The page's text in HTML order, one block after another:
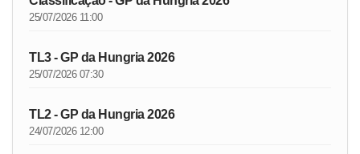
25/07/2026 11:00
TL3 - GP da Hungria 2026
25/07/2026 07:30
TL2 - GP da Hungria 2026
24/07/2026 12:00